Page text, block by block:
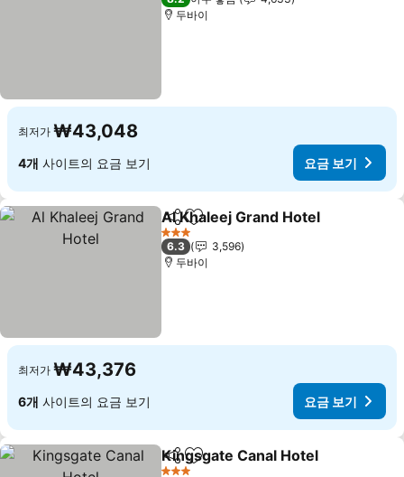
두바이
최저가 ₩43,048
4개 사이트의 요금 보기 요금 보기
공유 즐겨찾기에 추가
Al Khaleej Grand Hotel
3 성급
6.3
3,596
두바이
최저가 ₩43,376
6개 사이트의 요금 보기 요금 보기
공유 즐겨찾기에 추가
Kingsgate Canal Hotel